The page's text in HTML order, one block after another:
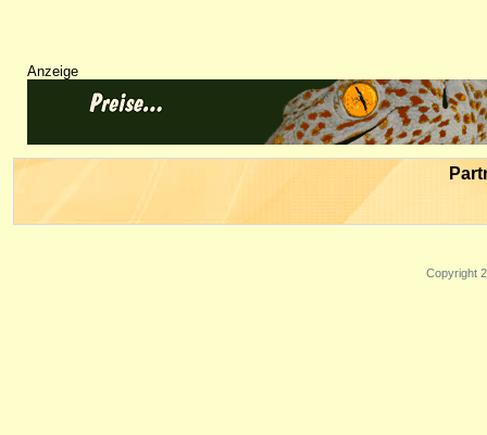
Anzeige
Copyright